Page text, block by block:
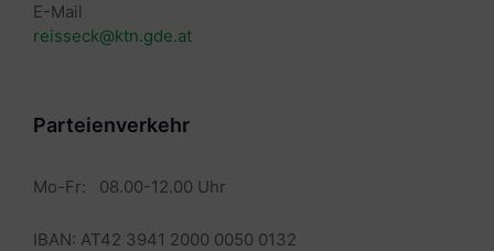
E-Mail
reisseck@ktn.gde.at
Parteienverkehr
Mo-Fr: 08.00-12.00 Uhr
IBAN: AT42 3941 2000 0050 0132